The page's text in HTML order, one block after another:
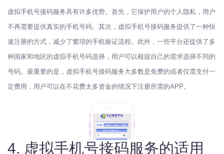
虚拟手机号接码服务具有许多优势。首先，它保护用户的个人隐私，用户
不再需要提供真实的手机号码。其次，虚拟手机号接码服务提供了一种快
速注册的方式，减少了繁琐的手机验证流程。此外，一些平台还提供了多
种国家和地区的虚拟手机号码选择，用户可以根据自己的需求选择不同的
号码。最重要的是，虚拟手机号接码服务大多数是免费的或者仅需支付一
定费用，用户可以在不花费太多资金的情况下注册所需的APP。
4. 虚拟手机号接码服务的适用